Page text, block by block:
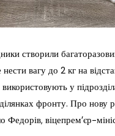
створили
вагу до 2 кг на
у
фронту. Про нову
віцепрем’єр-